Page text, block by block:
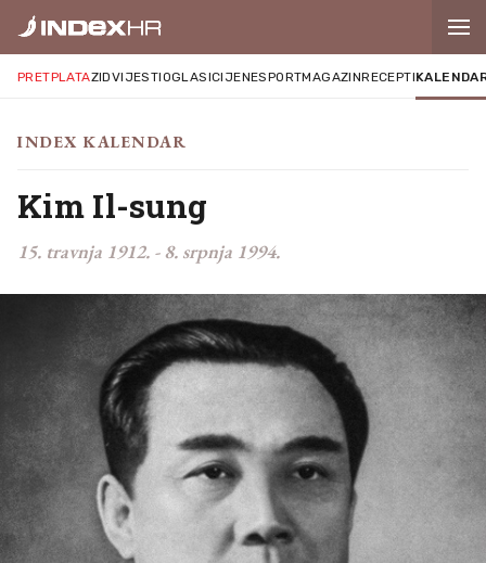
PRETPLATAZIDVIJESTIOGLASICIJENESPORTMAGAZINRECEPTI
INDEX KALENDAR
Kim Il-sung
15. travnja 1912. - 8. srpnja 1994.